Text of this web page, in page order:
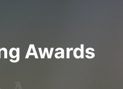
Awards